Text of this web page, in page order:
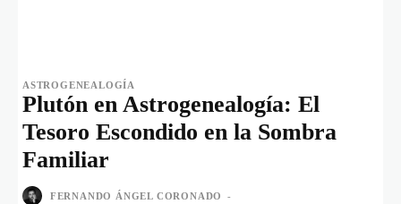
ASTROGENEALOGÍA
Plutón en Astrogenealogía: El
Tesoro Escondido en la Sombra
Familiar
FERNANDO ÁNGEL CORONADO -